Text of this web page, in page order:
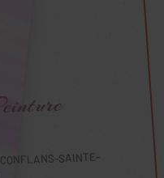
CONFLANS-SAINTE-